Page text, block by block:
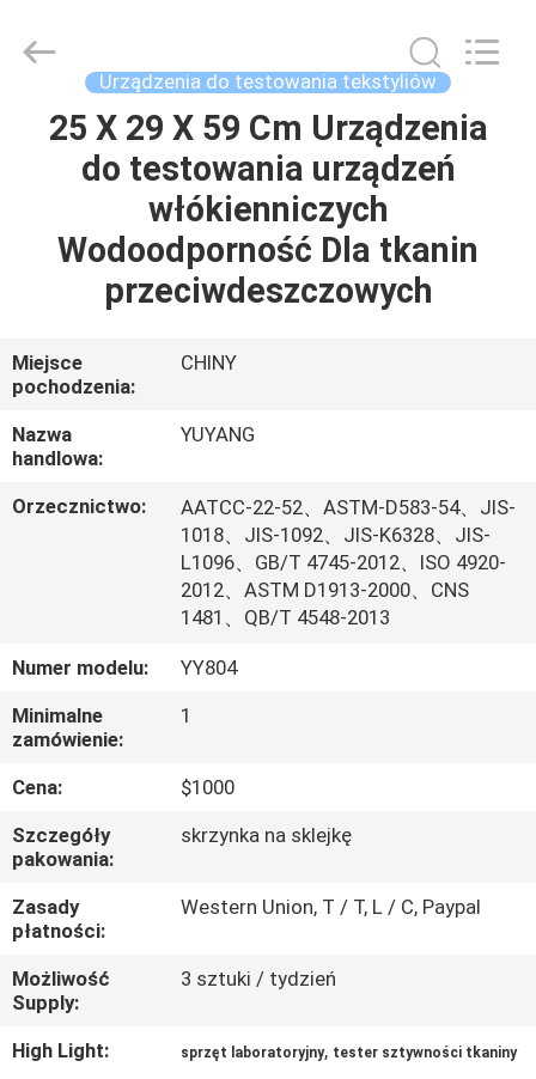
DOM
PRODUKTY
POKAZ
O
NAS
WYCIECZKA
SKONTAKTUJ
SIĘ
Z
NAMI
AKTUALNOŚCI
POPROSIĆ
O
INSTRUMENT
Reserved.
Urządzenia do testowania tekstyliów
25 X 29 X 59 Cm Urządzenia
do testowania urządzeń
włókienniczych
Wodoodporność Dla tkanin
przeciwdeszczowych
Miejsce
pochodzenia:
CHINY
Nazwa
handlowa:
YUYANG
Orzecznictwo:
AATCC-22-52、ASTM-D583-54、JIS-
1018、JIS-1092、JIS-K6328、JIS-
L1096、GB/T 4745-2012、ISO 4920-
2012、ASTM D1913-2000、CNS
1481、QB/T 4548-2013
Numer modelu:
YY804
Minimalne
zamówienie:
1
Cena:
$1000
Szczegóły
pakowania:
skrzynka na sklejkę
Zasady
płatności:
Western Union, T / T, L / C, Paypal
Możliwość
Supply:
3 sztuki / tydzień
High Light: sprzęt laboratoryjny, tester sztywności tkaniny